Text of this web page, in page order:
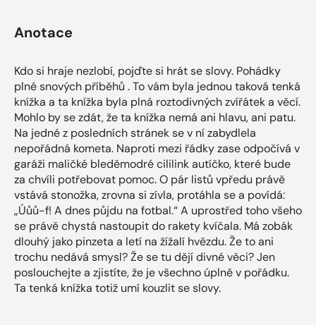
Anotace
Kdo si hraje nezlobí, pojďte si hrát se slovy. Pohádky
plné snových příběhů . To vám byla jednou taková tenká
knížka a ta knížka byla plná roztodivných zvířátek a věcí.
Mohlo by se zdát, že ta knížka nemá ani hlavu, ani patu.
Na jedné z posledních stránek se v ní zabydlela
nepořádná kometa. Naproti mezi řádky zase odpočívá v
garáži maličké bleděmodré cililink autíčko, které bude
za chvíli potřebovat pomoc. O pár listů vpředu právě
vstává stonožka, zrovna si zívla, protáhla se a povídá:
„Úůů-f! A dnes půjdu na fotbal.“ A uprostřed toho všeho
se právě chystá nastoupit do rakety kvíčala. Má zobák
dlouhý jako pinzeta a letí na žížalí hvězdu. Že to ani
trochu nedává smysl? Že se tu dějí divné věci? Jen
poslouchejte a zjistíte, že je všechno úplně v pořádku.
Ta tenká knížka totiž umí kouzlit se slovy.